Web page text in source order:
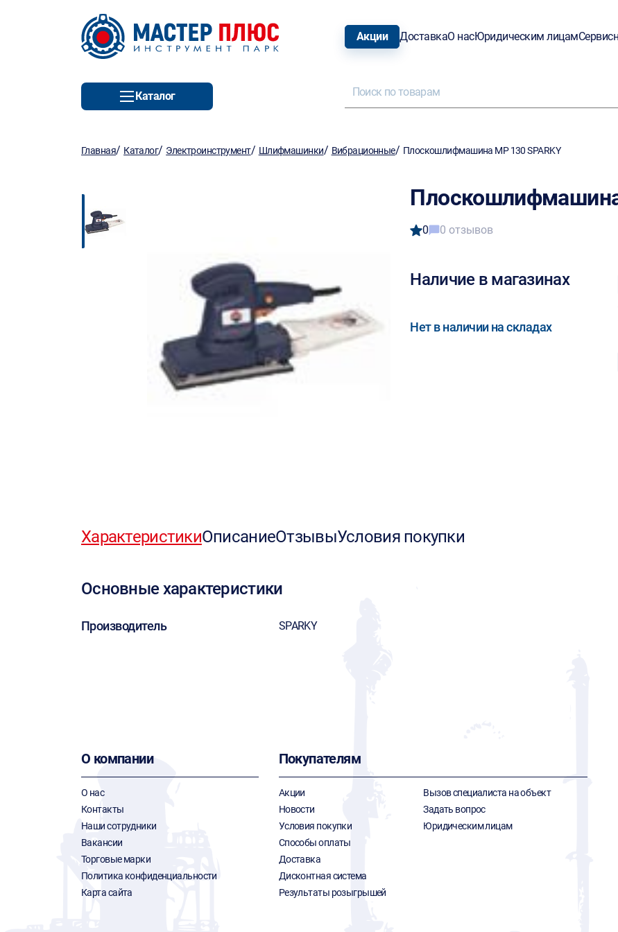
Акции ДоставкаО насЮридическим лицам
Каталог
Главная/ Каталог/ Электроинструмент/ Шлифмашинки/ Вибрационные/ Плоскошлифмашина MP 130 SPARKY
Плоскошлифмашина
0 0 отзывов
Наличие в магазинах
Нет в наличии на складах
ХарактеристикиОписаниеОтзывыУсловия покупки
Основные характеристики
Производитель SPARKY
О компании
О нас
Контакты
Наши сотрудники
Вакансии
Торговые марки
Политика конфиденциальности
Карта сайта
Покупателям
Акции
Новости
Условия покупки
Способы оплаты
Доставка
Дисконтная система
Результаты розыгрышей
Вызов специалиста на объект
Задать вопрос
Юридическим лицам